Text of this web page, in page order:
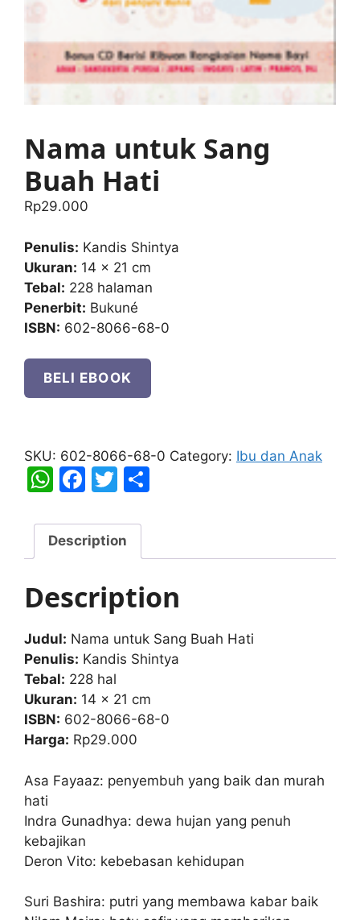
Nama untuk Sang
Buah Hati
Rp29.000
Penulis: Kandis Shintya
Ukuran: 14 x 21 cm
Tebal: 228 halaman
Penerbit: Bukuné
ISBN: 602-8066-68-0
BELI EBOOK
untuk
Sang
Buah
quantity
SKU: 602-8066-68-0 Category: Ibu dan Anak
W
at
s
p
p
F
c
e
o
o
k
T
itt
er e
Description
Description
Judul: Nama untuk Sang Buah Hati
Penulis: Kandis Shintya
Tebal: 228 hal
Ukuran: 14 x 21 cm
ISBN: 602-8066-68-0
Harga: Rp29.000
Asa Fayaaz: penyembuh yang baik dan murah
hati
Indra Gunadhya: dewa hujan yang penuh
kebajikan
Deron Vito: kebebasan kehidupan
Suri Bashira: putri yang membawa kabar baik